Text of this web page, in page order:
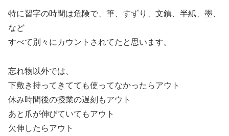
特に習字の時間は危険で、筆、すずり、文鎮、半紙、墨、
など
すべて別々にカウントされてたと思います。
忘れ物以外では、
下敷き持ってきてても使ってなかったらアウト
休み時間後の授業の遅刻もアウト
あと爪が伸びていてもアウト
欠伸したらアウト